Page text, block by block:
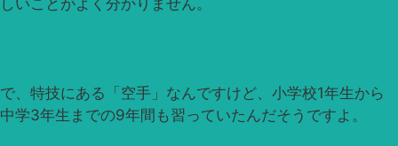
で、特技にある「空手」なんですけど、小学校1年生から
中学3年生までの9年間も習っていたんだそうですよ。